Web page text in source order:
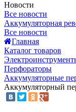
Новости
Все новости
Аккумуляторная
Все новости
Главная
Каталог товаров
Перфораторы
Аккумуляторные
Аккумуляторный